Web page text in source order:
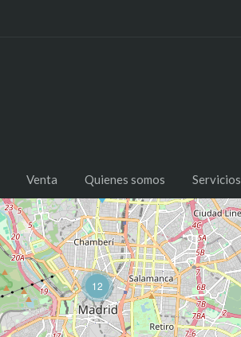
Venta Quienes somos Servicios
12